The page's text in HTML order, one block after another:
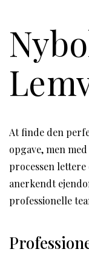
At finde den
opgave, men
processen
anerkendt
professionelle